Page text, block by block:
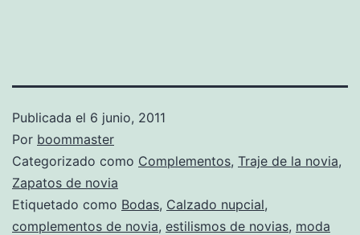
Publicada el 6 junio, 2011
Por boommaster
Categorizado como Complementos, Traje de la novia,
Zapatos de novia
Etiquetado como Bodas, Calzado nupcial,
complementos de novia, estilismos de novias, moda